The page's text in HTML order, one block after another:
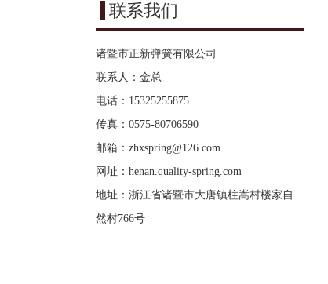
联系我们
诸暨市正新弹簧有限公司
联系人：金总
电话：15325255875
传真：0575-80706590
邮箱： zhxspring@126.com
网址： henan.quality-spring.com
地址：浙江省诸暨市大唐镇柱嵩村楼家自
然村766号